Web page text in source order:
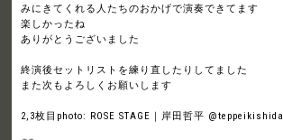
みにきてくれる人たちのおかげで演奏できてます
楽しかったね
ありがとうございました
終演後セットリストを練り直したりしてました
また次もよろしくお願いします
2,3枚目photo: ROSE STAGE｜岸田哲平 @teppeikishida